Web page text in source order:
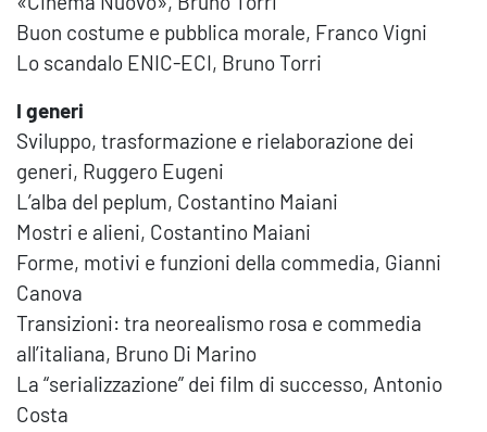
Buon costume e pubblica morale, Franco Vigni
Lo scandalo ENIC-ECI, Bruno Torri
I generi
Sviluppo, trasformazione e rielaborazione dei
generi, Ruggero Eugeni
L’alba del peplum, Costantino Maiani
Mostri e alieni, Costantino Maiani
Forme, motivi e funzioni della commedia, Gianni
Canova
Transizioni: tra neorealismo rosa e commedia
all’italiana, Bruno Di Marino
La “serializzazione” dei film di successo, Antonio
Costa